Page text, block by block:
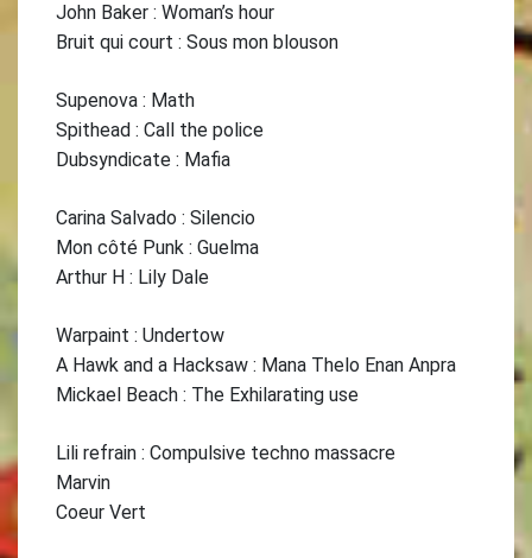
John Baker : Woman’s hour
Bruit qui court : Sous mon blouson
Supenova : Math
Spithead : Call the police
Dubsyndicate : Mafia
Carina Salvado : Silencio
Mon côté Punk : Guelma
Arthur H : Lily Dale
Warpaint : Undertow
A Hawk and a Hacksaw : Mana Thelo Enan Anpra
Mickael Beach : The Exhilarating use
Lili refrain : Compulsive techno massacre
Marvin
Coeur Vert